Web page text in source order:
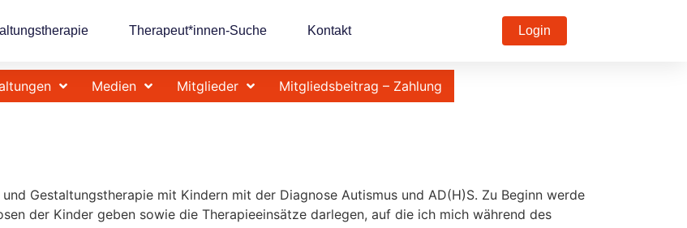
Therapeut*innen-Suche Kontakt Login
Medien Mitglieder Mitgliedsbeitrag – Zahlung
Gestaltungstherapie mit Kindern mit der Diagnose Autismus und AD(H)S. Zu Beginn werde
der Kinder geben sowie die Therapieeinsätze darlegen, auf die ich mich während des